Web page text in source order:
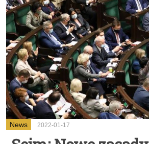
News 2022-01-17